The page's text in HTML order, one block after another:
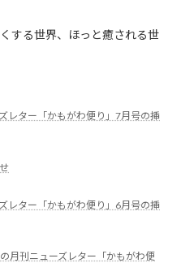
する世界、ほっと癒される世
レター「かもがわ便り」7月号の挿
レター「かもがわ便り」6月号の挿
月刊ニューズレター「かもがわ便